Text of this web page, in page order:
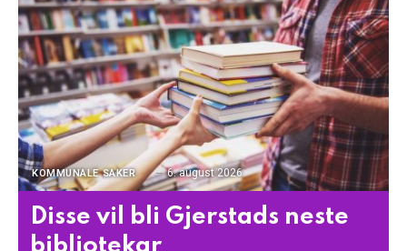
KOMMUNALE SAKER 6. august 2026
Disse vil bli Gjerstads neste